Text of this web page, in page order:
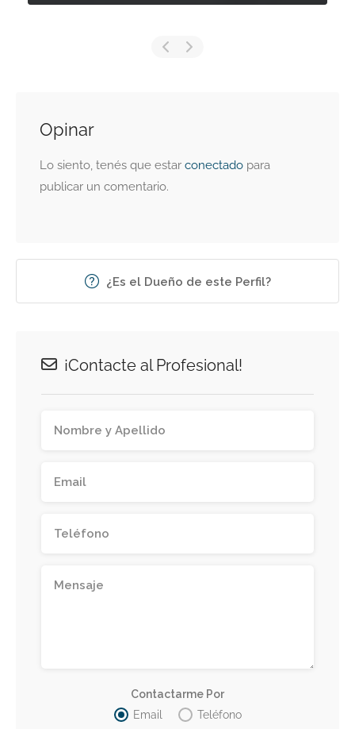
Opinar
Lo siento, tenés que estar conectado para
publicar un comentario.
¿Es el Dueño de este Perfil?
¡Contacte al Profesional!
Contactarme Por
Email
Teléfono